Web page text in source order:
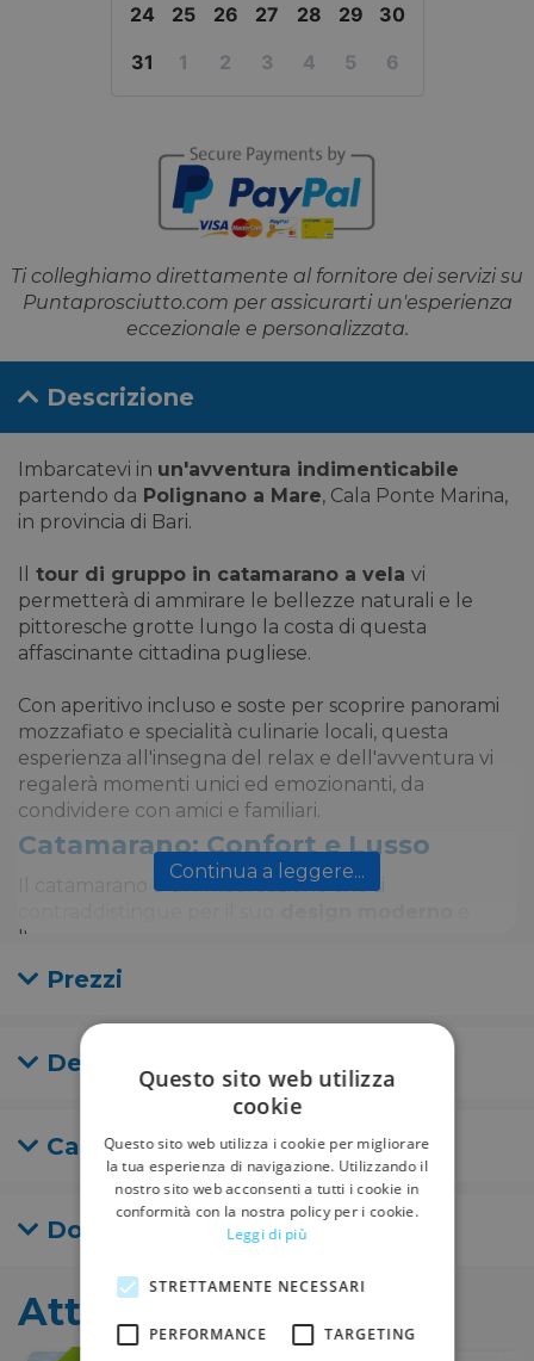
24
25 26 27 28 29
30
31
1 2 3 4 5 6
Ti colleghiamo direttamente al fornitore dei servizi su
Puntaprosciutto.com per assicurarti un'esperienza
eccezionale e personalizzata.
Descrizione
Imbarcatevi in un'avventura indimenticabile
partendo da Polignano a Mare, Cala Ponte Marina,
in provincia di Bari.
Il tour di gruppo in catamarano a vela vi
permetterà di ammirare le bellezze naturali e le
pittoresche grotte lungo la costa di questa
affascinante cittadina pugliese.
Con aperitivo incluso e soste per scoprire panorami
mozzafiato e specialità culinarie locali, questa
esperienza all'insegna del relax e dell'avventura vi
regalerà momenti unici ed emozionanti, da
condividere con amici e familiari.
Catamarano: Confort e Lusso
Il catamarano è un'imbarcazione che si
l'attenzione al comfort dei suoi ospiti. L'ampio salone
con grandi vetrate si integra perfettamente con gli
spazi esterni, offrendo comode
La rete sospesa tra i due scafi dello spazio a prua
migliora ulteriormente l'esperienza, regalandovi
emozioni uniche durante la navigazione e durante
le soste in rada.
Immergetevi nel lusso di questa straordinaria
imbarcazione e godetevi un tour indimenticabile
lungo la meravigliosa costa di Polignano a Mare.
Continua a leggere...
Prezzi
Dettagli
Cancellazione
Domande Frequenti
Attività simili
Questo sito web utilizza
cookie
Questo sito web utilizza i cookie per migliorare
la tua esperienza di navigazione. Utilizzando il
nostro sito web acconsenti a tutti i cookie in
conformità con la nostra policy per i cookie.
Leggi di più
STRETTAMENTE NECESSARI
PERFORMANCE TARGETING